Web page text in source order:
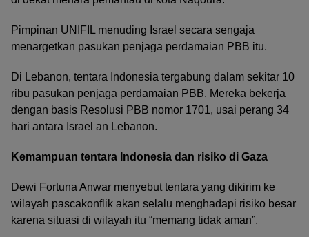
Pimpinan UNIFIL menuding Israel secara sengaja
menargetkan pasukan penjaga perdamaian PBB itu.
Di Lebanon, tentara Indonesia tergabung dalam sekitar 10
ribu pasukan penjaga perdamaian PBB. Mereka bekerja
dengan basis Resolusi PBB nomor 1701, usai perang 34
hari antara Israel an Lebanon.
Kemampuan tentara Indonesia dan risiko di Gaza
Dewi Fortuna Anwar menyebut tentara yang dikirim ke
wilayah pascakonflik akan selalu menghadapi risiko besar
karena situasi di wilayah itu “memang tidak aman”.